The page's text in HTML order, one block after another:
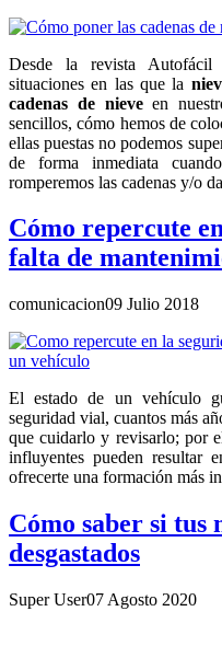
Desde la revista Autofácil
situaciones en las que la
cadenas de nieveen
sencillos, cómo hemos de
ellas puestas no podemos
de forma inmediata
romperemos las cadenas y/o
Cómo repercute
falta de
comunicacion09 Julio 2018
El estado de un vehículo
seguridad vial, cuantos más
que cuidarlo y revisarlo; por
influyentes pueden resultar
ofrecerte una formación más
Cómo saber si tus
desgastados
Super User07 Agosto 2020